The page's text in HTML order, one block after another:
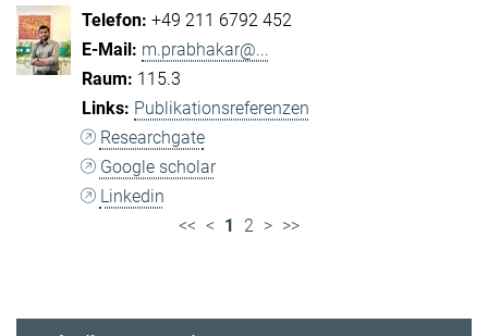
+49 211 6792 452
m.prabhakar@...
115.3
Publikationsreferenzen
Researchgate
Google scholar
Linkedin
<< < 1 2 > >>